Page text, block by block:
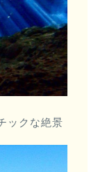
ックな絶景